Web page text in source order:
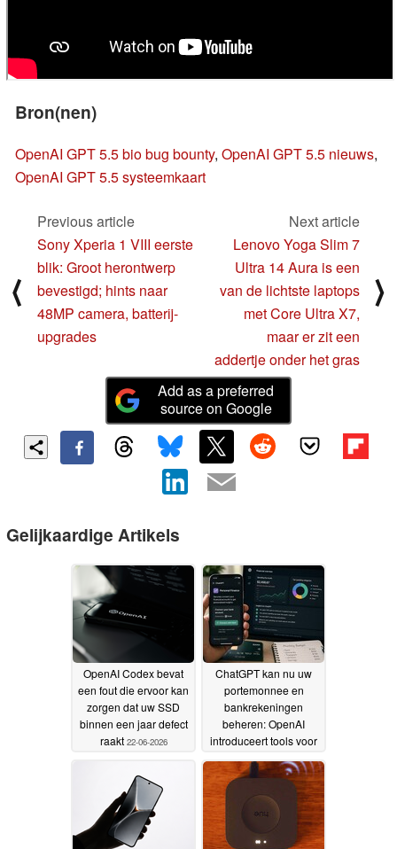
Bron(nen)
OpenAI GPT 5.5 bio bug bounty, OpenAI GPT 5.5 nieuws,
OpenAI GPT 5.5 systeemkaart
⟨
Previous article
Sony Xperia 1 VIII eerste
blik: Groot herontwerp
bevestigd; hints naar
48MP camera, batterij-
upgrades
Next article
Lenovo Yoga Slim 7
Ultra 14 Aura is een
van de lichtste laptops
met Core Ultra X7,
maar er zit een
addertje onder het gras
⟩
Add as a preferred
source on Google
Gelijkaardige Artikels
OpenAI Codex bevat
een fout die ervoor kan
zorgen dat uw SSD
binnen een jaar defect
raakt 22-06-2026
ChatGPT kan nu uw
portemonnee en
bankrekeningen
beheren: OpenAI
introduceert tools voor
30-05-2026